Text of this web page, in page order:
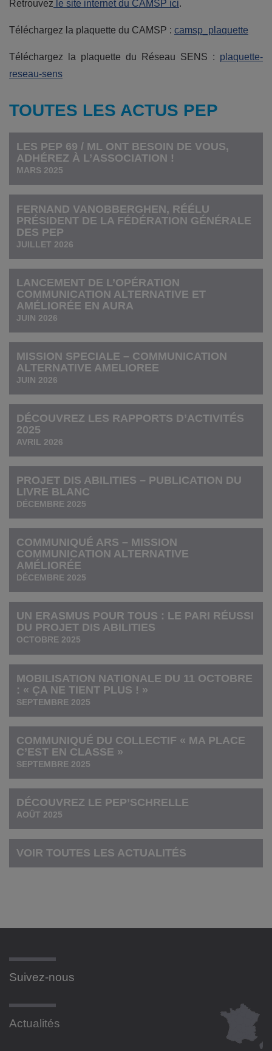
Retrouvez le site internet du CAMSP ici.
Téléchargez la plaquette du CAMSP : camsp_plaquette
Téléchargez la plaquette du Réseau SENS : plaquette-
reseau-sens
TOUTES LES ACTUS PEP
LES PEP 69 / ML ONT BESOIN DE VOUS,
ADHÉREZ À L’ASSOCIATION !
MARS 2025
FERNAND VANOBBERGHEN, RÉÉLU
PRÉSIDENT DE LA FÉDÉRATION GÉNÉRALE
DES PEP
JUILLET 2026
LANCEMENT DE L’OPÉRATION
COMMUNICATION ALTERNATIVE ET
AMÉLIORÉE EN AURA
JUIN 2026
MISSION SPECIALE – COMMUNICATION
ALTERNATIVE AMELIOREE
JUIN 2026
DÉCOUVREZ LES RAPPORTS D’ACTIVITÉS
2025
AVRIL 2026
PROJET DIS ABILITIES – PUBLICATION DU
LIVRE BLANC
DÉCEMBRE 2025
COMMUNIQUÉ ARS – MISSION
COMMUNICATION ALTERNATIVE
AMÉLIORÉE
DÉCEMBRE 2025
UN ERASMUS POUR TOUS : LE PARI RÉUSSI
DU PROJET DIS ABILITIES
OCTOBRE 2025
MOBILISATION NATIONALE DU 11 OCTOBRE
: « ÇA NE TIENT PLUS ! »
SEPTEMBRE 2025
COMMUNIQUÉ DU COLLECTIF « MA PLACE
C’EST EN CLASSE »
SEPTEMBRE 2025
DÉCOUVREZ LE PEP’SCHRELLE
AOÛT 2025
VOIR TOUTES LES ACTUALITÉS
Suivez-nous
Actualités